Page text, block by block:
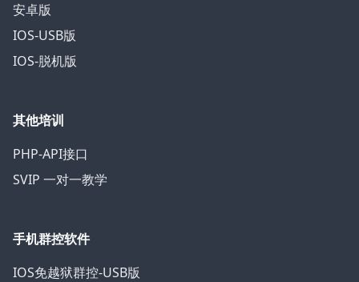
安卓版
IOS-USB版
IOS-脱机版
其他培训
PHP-API接口
SVIP 一对一教学
手机群控软件
IOS免越狱群控-USB版